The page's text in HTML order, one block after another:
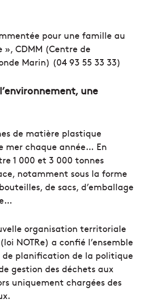
pour une famille au
», CDMM (Centre de
Marin) (04 93 55 33 33)
une
de matière plastique
mer chaque année… En
1 000 et 3 000 tonnes
notamment sous la forme
de sacs, d’emballage
organisation territoriale
NOTRe) a confié l’ensemble
de planification de la politique
gestion des déchets aux
uniquement chargées des